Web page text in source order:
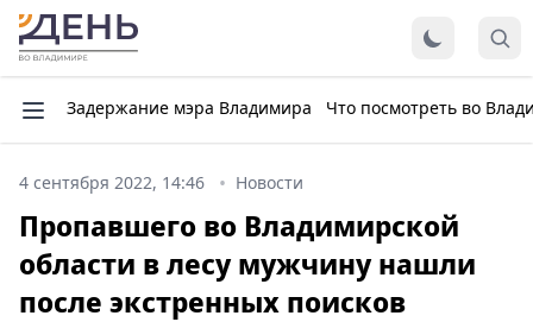
Задержание мэра Владимира Что посмотреть во
4 сентября 2022, 14:46 Новости
Пропавшего во Владимирской
области в лесу мужчину нашли
после экстренных поисков